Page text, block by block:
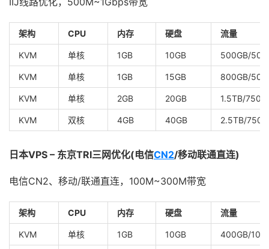
架构 CPU 内存 硬盘 流量
KVM 单核 1GB 10GB 500GB/
KVM 单核 1GB 15GB 800GB/
KVM 单核 2GB 20GB 1.5TB/
KVM 双核 4GB 40GB 2.5TB/
日本VPS – 东京TRI三网优化(电信CN2/移动联通直连)
电信CN2、移动/联通直连，100M~300M带宽
架构 CPU 内存 硬盘 流量
KVM 单核 1GB 10GB 400GB/